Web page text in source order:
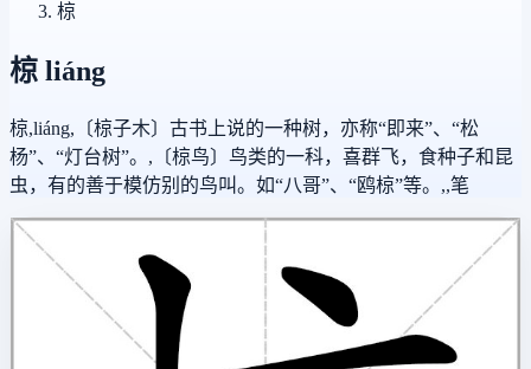
椋
椋 liáng
椋,liáng,〔椋子木〕古书上说的一种树，亦称“即来”、“松
杨”、“灯台树”。,〔椋鸟〕鸟类的一科，喜群飞，食种子和昆
虫，有的善于模仿别的鸟叫。如“八哥”、“鸥椋”等。,,笔